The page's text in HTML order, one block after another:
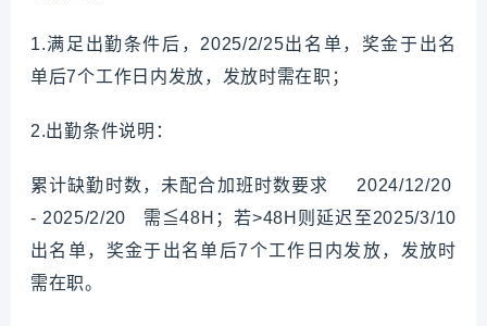
1.满足出勤条件后，2025/2/25出名单，奖金于出名
单后7个工作日内发放，发放时需在职；
2.出勤条件说明：
累计缺勤时数，未配合加班时数要求 2024/12/20
- 2025/2/20 需≦48H；若>48H则延迟至2025/3/10
出名单，奖金于出名单后7个工作日内发放，发放时
需在职。